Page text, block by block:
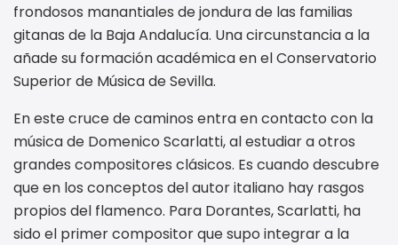
frondosos manantiales de jondura de las familias
gitanas de la Baja Andalucía. Una circunstancia a la
añade su formación académica en el Conservatorio
Superior de Música de Sevilla.
En este cruce de caminos entra en contacto con la
música de Domenico Scarlatti, al estudiar a otros
grandes compositores clásicos. Es cuando descubre
que en los conceptos del autor italiano hay rasgos
propios del flamenco. Para Dorantes, Scarlatti, ha
sido el primer compositor que supo integrar a la